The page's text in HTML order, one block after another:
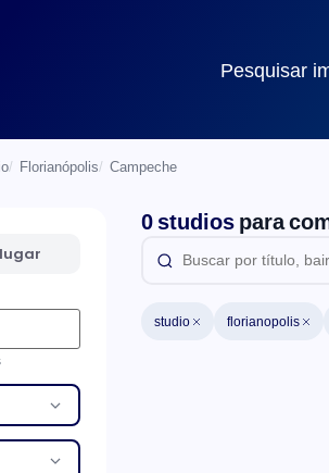
Pesquisar
Florianópolis Campeche
0 studiospara
studio florianopolis